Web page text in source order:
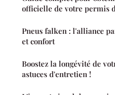
officielle de votre permis
Pneus falken : l'alliance
et confort
Boostez la longévité de
astuces d'entretien !